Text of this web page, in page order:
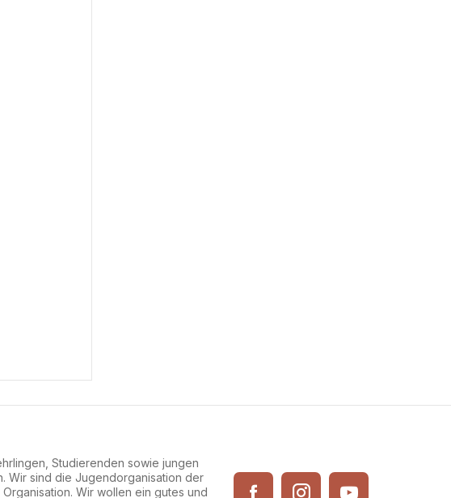
Studierenden sowie jungen
Wir sind die Jugendorganisation der
Wir wollen ein gutes und